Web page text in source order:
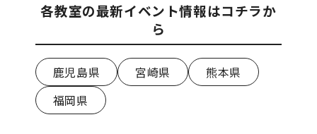
各教室の最新イベント情報はコチラか
ら
鹿児島県 宮崎県
熊本県
福岡県